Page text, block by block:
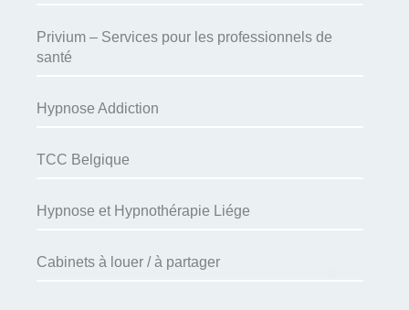
Privium – Services pour les professionnels de
santé
Hypnose Addiction
TCC Belgique
Hypnose et Hypnothérapie Liége
Cabinets à louer / à partager